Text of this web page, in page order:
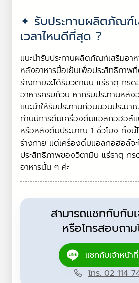
รับประทานผลิตภัณฑ์
เวลาไหนดีที่สุด ?
แนะนำรับประทานผลิตภัณฑ์เสริมอา
หลังอาหารมื้อเย็นเพื่อประสิทธิภาพ
ร่างกายจะได้รับวิตามิน แร่ธาตุ กรด
อาหารครบถ้วน หากรับประทานหลัง
แนะนำให้รับประทานก่อนนอนประม
ท่านมีการดื่มเครื่องดื่มแอลกอฮอล์แ
หรือหลังดื่มประมาณ 1 ชั่วโมง ทั้งนี้
ร่างกาย แต่เครื่องดื่มแอลกอฮอล์จะ
ประสิทธิภาพของวิตามิน แร่ธาตุ กร
อาหารนั้น ๆ ค่ะ
สามารถแชทกับกับ
หรือโทรสอบถา
แชทกับเจ้าหน้าที่
โทร. 02 114